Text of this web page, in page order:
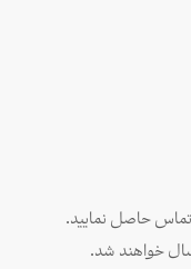
حاصل نمایید.